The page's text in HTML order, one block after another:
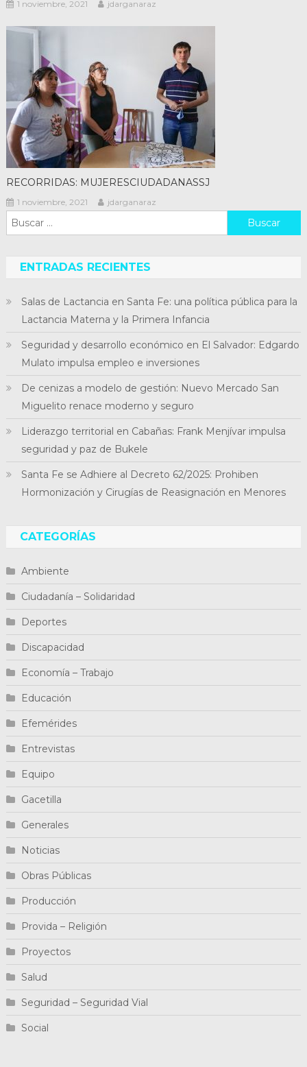
1 noviembre, 2021 jdarganaraz
RECORRIDAS: MUJERESCIUDADANASSJ
1 noviembre, 2021 jdarganaraz
Buscar:
ENTRADAS RECIENTES
Salas de Lactancia en Santa Fe: una política pública para la
Lactancia Materna y la Primera Infancia
Seguridad y desarrollo económico en El Salvador: Edgardo
Mulato impulsa empleo e inversiones
De cenizas a modelo de gestión: Nuevo Mercado San
Miguelito renace moderno y seguro
Liderazgo territorial en Cabañas: Frank Menjívar impulsa
seguridad y paz de Bukele
Santa Fe se Adhiere al Decreto 62/2025: Prohiben
Hormonización y Cirugías de Reasignación en Menores
CATEGORÍAS
Ambiente
Ciudadanía – Solidaridad
Deportes
Discapacidad
Economía – Trabajo
Educación
Efemérides
Entrevistas
Equipo
Gacetilla
Generales
Noticias
Obras Públicas
Producción
Provida – Religión
Proyectos
Salud
Seguridad – Seguridad Vial
Social